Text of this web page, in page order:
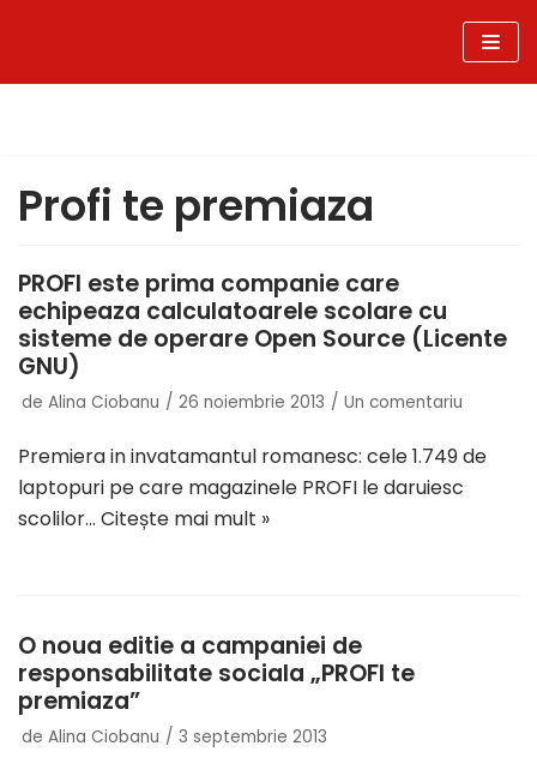
Profi te premiaza
PROFI este prima companie care
echipeaza calculatoarele scolare cu
sisteme de operare Open Source (Licente
GNU)
de Alina Ciobanu 26 noiembrie 2013 Un comentariu
Premiera in invatamantul romanesc: cele 1.749 de
laptopuri pe care magazinele PROFI le daruiesc
scolilor… Citește mai mult »
O noua editie a campaniei de
responsabilitate sociala „PROFI te
premiaza”
de Alina Ciobanu 3 septembrie 2013